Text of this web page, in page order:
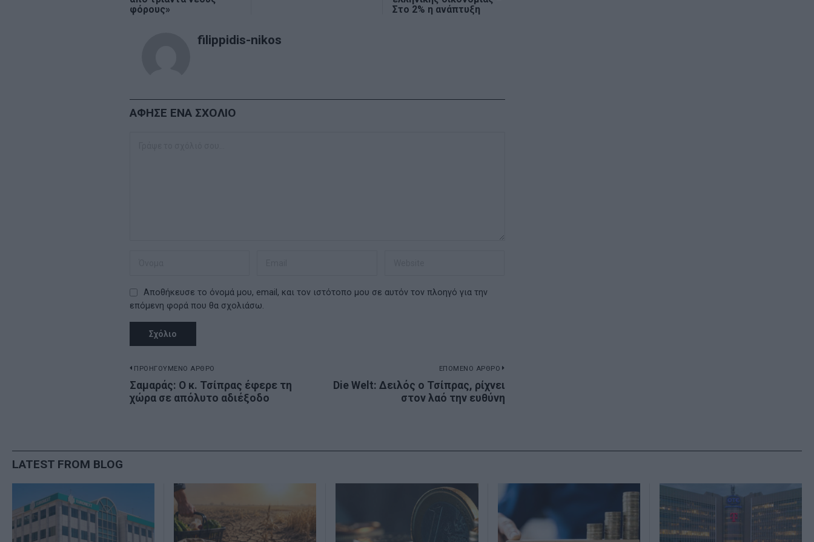
φόρους»
Στο 2% η ανάπτυξη
filippidis-nikos
ΑΦΗΣΕ ΕΝΑ ΣΧΟΛΙΟ
Αποθήκευσε το όνομά μου, email, και τον ιστότοπο μου σε αυτόν τον πλοηγό για την
επόμενη φορά που θα σχολιάσω.
Πλοήγηση
άρθρων
ΠΡΟΗΓΟΥΜΕΝΟ ΑΡΘΡΟ
Previous
post:
Σαμαράς: Ο κ. Τσίπρας έφερε τη
χώρα σε απόλυτο αδιέξοδο
ΕΠΟΜΕΝΟ ΑΡΘΡΟ
Next
post:
Die Welt: Δειλός ο Τσίπρας, ρίχνει
στον λαό την ευθύνη
LATEST FROM BLOG